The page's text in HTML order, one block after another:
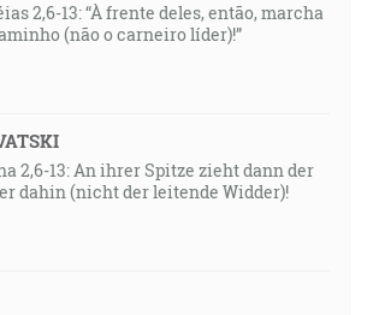
2,6-13: “À frente deles, então, marcha
(não o carneiro líder)!”
2,6-13: An ihrer Spitze zieht dann der
dahin (nicht der leitende Widder)!